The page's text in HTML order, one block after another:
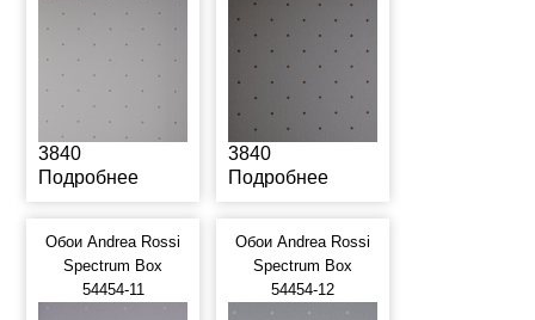
3840
Подробнее
3840
Подробнее
Обои Andrea Rossi
Spectrum Box
54454-11
Обои Andrea Rossi
Spectrum Box
54454-12